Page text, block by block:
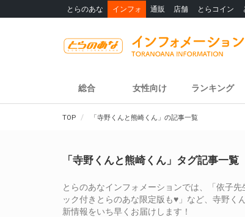
とらのあな インフォ 通販 店舗 とらコイン
総合 女性向け ランキング
TOP 「寺野くんと熊崎くん」の記事一覧
「寺野くんと熊崎くん」タグ記事一覧
とらのあなインフォメーションでは、「依子
ック付きとらのあな限定版も♥」など、寺野く
新情報をいち早くお届けします！